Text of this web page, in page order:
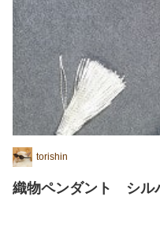
torishin
織物ペンダント シル